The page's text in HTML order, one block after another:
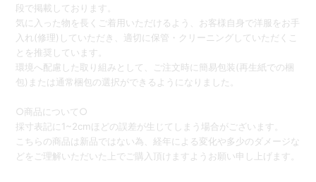
段で掲載しております。
気に入った物を長くご着用いただけるよう、お客様自身で洋服をお手
入れ(修理)していただき、適切に保管・クリーニングしていただくこ
とを推奨しています。
環境へ配慮した取り組みとして、ご注文時に簡易包装(再生紙での梱
包)または通常梱包の選択ができるようになりました。
○商品について○
採寸表記に1~2cmほどの誤差が生じてしまう場合がございます。
こちらの商品は新品ではない為、経年による変化や多少のダメージな
どをご理解いただいた上でご購入頂けますようお願い申し上げます。